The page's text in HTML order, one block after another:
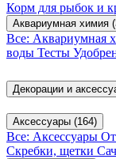
Корм для рыбок и
Аквариумная химия
Все: Аквариумная
воды Тесты
Декорации и
Аксессуары (164)
Все: Аксессуары
Скребки, щетки